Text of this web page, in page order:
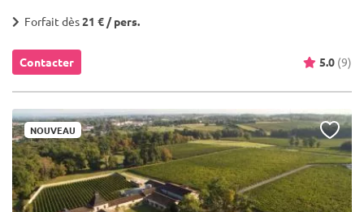
Forfait dès21 € / pers.
Contacter 5.0 (9)
NOUVEAU